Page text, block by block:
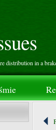
distribution in a